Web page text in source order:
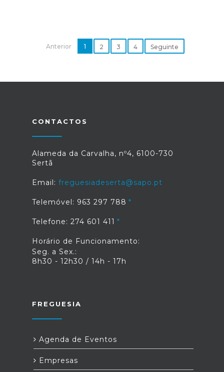
Anterior 1 2 3 4 Seguinte
CONTACTOS
Alameda da Carvalha, nº4, 6100-730
Sertã
Email: freguesiadeserta@sapo.pt
Telemóvel: 963 297 788
Telefone: 274 601 411
Horário de Funcionamento:
Seg. a Sex.:
8h30 - 12h30 / 14h - 17h
FREGUESIA
Agenda de Eventos
Empresas